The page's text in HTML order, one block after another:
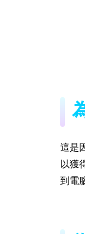
這是
以獲
到電